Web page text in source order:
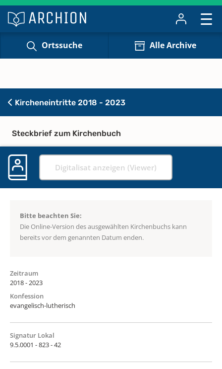
Ortssuche Alle Archive
Kircheneintritte 2018 - 2023
Steckbrief zum Kirchenbuch
Digitalisat anzeigen (Viewer)
Bitte beachten Sie:
Die Online-Version des ausgewählten Kirchenbuchs kann
bereits vor dem genannten Datum enden.
Zeitraum
2018 - 2023
Konfession
evangelisch-lutherisch
Signatur Lokal
9.5.0001 - 823 - 42